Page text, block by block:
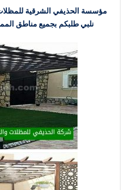
مؤسسة الحذيفي الشرقية
نلبي طلبكم بجميع مناطق